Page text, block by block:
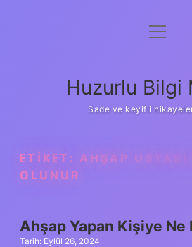
Anasayfa
Yasal Uyarı
menüyü
Huzurlu Bilgi
Sade ve keyifli
ETIKET: AHŞAP USTASI
OLUNUR
Ahşap Yapan Kişiye Ne
Tarih: Eylül 26, 2024